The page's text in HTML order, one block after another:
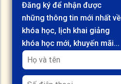
Đăng ký để nhận được
những thông tin mới nhất về
khóa học, lịch khai giảng
khóa học mới, khuyến mãi...